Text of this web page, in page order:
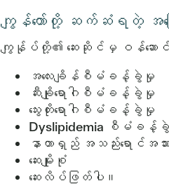
ကျွန်တော်တို့ ဆက်ဆံရတဲ့ အခြ
ကျွန်ုပ်တို့၏ ဆေးဆိုင်မှ ဝန်ဆောင်မှု
အလေးချိန်စီမံခန့်ခွဲမှု
ဆီးချိုရောဂါစီမံခန့်ခွဲမှု
သွေးတိုးရောဂါစီမံခန့်ခွဲမှု
Dyslipidemia စီမံခန့်
နာတာရှည် အသည်းရောင်အသာ
ဆေးမျိုးစုံ
ဆေးလိပ်ဖြတ်ပါ။